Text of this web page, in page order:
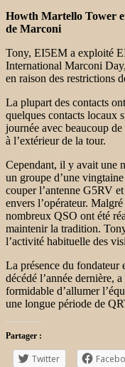
Howth Martello Tower
de Marconi
Tony, EI5EM a exploité
International Marconi
en raison des restrictions
La plupart des contacts
quelques contacts locaux
journée avec beaucoup
à l’extérieur de la tour.
Cependant, il y avait une
un groupe d’une
couper l’antenne G5RV
envers l’opérateur.
nombreux QSO ont été
maintenir la tradition.
l’activité habituelle des
La présence du fondateur
décédé l’année dernière,
formidable d’allumer
une longue période de
Partager :
Twitter